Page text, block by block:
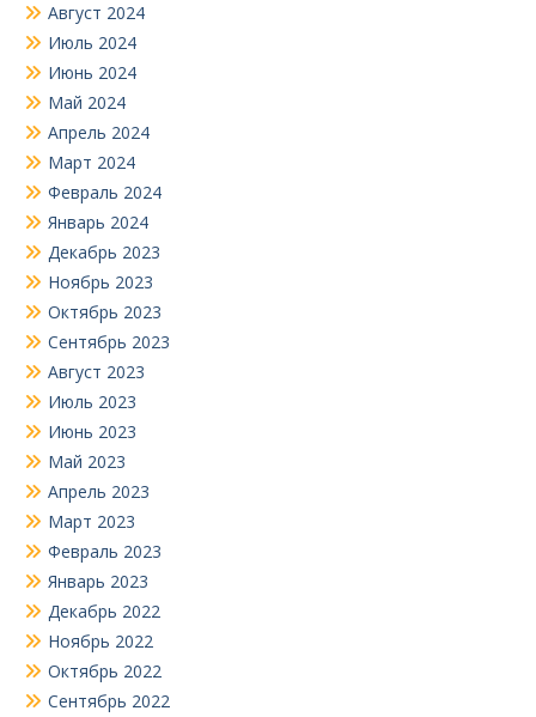
Август 2024
Июль 2024
Июнь 2024
Май 2024
Апрель 2024
Март 2024
Февраль 2024
Январь 2024
Декабрь 2023
Ноябрь 2023
Октябрь 2023
Сентябрь 2023
Август 2023
Июль 2023
Июнь 2023
Май 2023
Апрель 2023
Март 2023
Февраль 2023
Январь 2023
Декабрь 2022
Ноябрь 2022
Октябрь 2022
Сентябрь 2022